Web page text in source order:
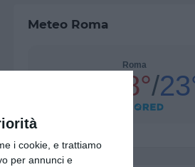
i cookie, e trattiamo
per annunci e
Meteo Roma